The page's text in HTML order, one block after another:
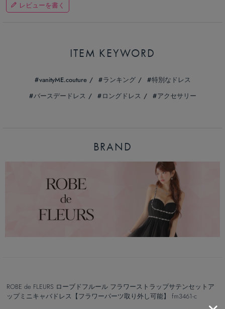
レビューを書く
ITEM KEYWORD
vanityME.couture ランキング
特別なドレス
バースデードレス
ロングドレス アクセサリー
BRAND
ROBE de FLEURS ローブドフルール フラワーストラップサテンセットア
ップミニキャバドレス【フラワーパーツ取り外し可能】 fm3461-c